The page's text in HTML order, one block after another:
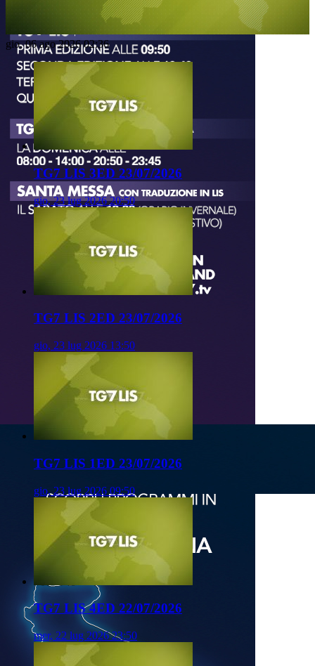
Video
gio, 06 ago 2026 02:36
TG7 LIS 3ED 23/07/2026
gio, 23 lug 2026 20:50
TG7 LIS 2ED 23/07/2026
gio, 23 lug 2026 13:50
TG7 LIS 1ED 23/07/2026
gio, 23 lug 2026 09:50
TG7 LIS 4ED 22/07/2026
mer, 22 lug 2026 23:50